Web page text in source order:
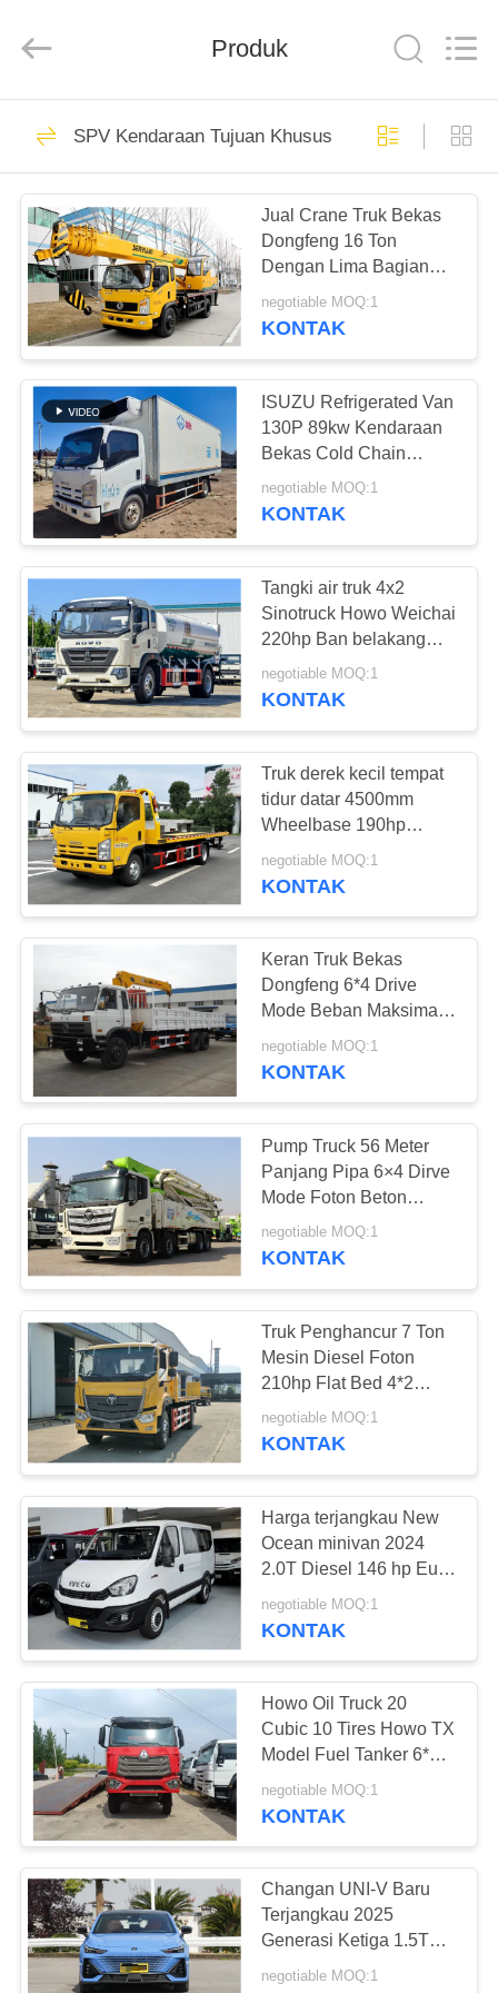
RUMAH
PRODUK
TENTANG
KAMI
TUR
PABRIK
KONTROL
KUALITAS
HUBUNGI
KAMI
PERMINTAAN
PENAWARAN
SITEMAP
KEBIJAKAN
PRIVASI
LTD..
Bus Coaster Bekas
160
Bus Yutong Bekas
907
Bus Mini Bekas
Truk Traktor Bekas
189
Truk Dump Bekas
Bus Pelatih Bekas
391
Bus Tur Bekas
226
Truk kargo bekas
Produk
SPV Kendaraan Tujuan Khusus
Jual Crane Truk Bekas
Dongfeng 16 Ton
Dengan Lima Bagian
Lengan Lurus Crane
Seluler Cina
negotiable MOQ:1
KONTAK
ISUZU Refrigerated Van
130P 89kw Kendaraan
Bekas Cold Chain
Transport Vehicle Diesel
98km / H
negotiable MOQ:1
KONTAK
Tangki air truk 4x2
Sinotruck Howo Weichai
220hp Ban belakang
ganda Kabin baris
tunggal
negotiable MOQ:1
KONTAK
Truk derek kecil tempat
tidur datar 4500mm
Wheelbase 190hp
Mesin diesel enam
kecepatan manual
negotiable MOQ:1
KONTAK
Keran Truk Bekas
Dongfeng 6*4 Drive
Mode Beban Maksimal
Keran 10 Ton Euro 3
negotiable MOQ:1
KONTAK
Pump Truck 56 Meter
Panjang Pipa 6×4 Dirve
Mode Foton Beton
Pump Truck
negotiable MOQ:1
KONTAK
Truk Penghancur 7 Ton
Mesin Diesel Foton
210hp Flat Bed 4*2
Mode Drive Panjang
10,5 Meter
negotiable MOQ:1
KONTAK
Harga terjangkau New
Ocean minivan 2024
2.0T Diesel 146 hp Euro
6 Minivan Keluarga
untuk Ekspor
negotiable MOQ:1
KONTAK
Howo Oil Truck 20
Cubic 10 Tires Howo TX
Model Fuel Tanker 6*4
Flat Roof 350hp
negotiable MOQ:1
KONTAK
Changan UNI-V Baru
Terjangkau 2025
Generasi Ketiga 1.5T
500Bar Edisi Olahraga
negotiable MOQ:1